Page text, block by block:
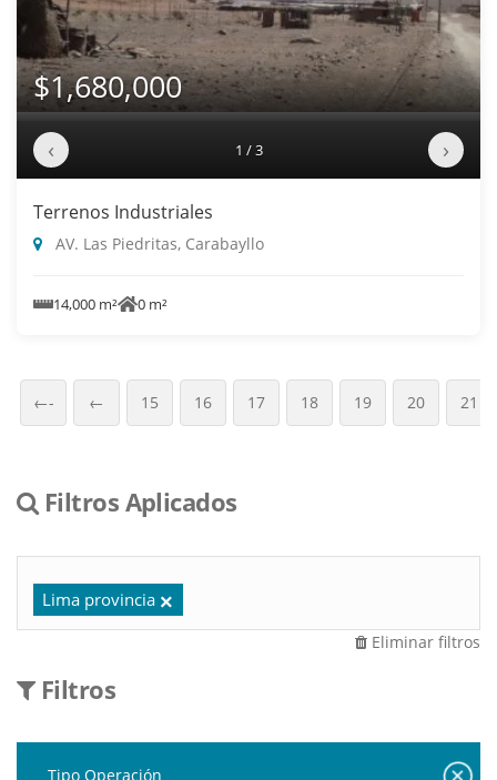
$1,680,000
‹ 1 / 3 ›
Terrenos Industriales
AV. Las Piedritas, Carabayllo
14,000 m² 0 m²
←- ← 15 16 17 18 19 20 21
Filtros Aplicados
Lima provincia
Eliminar filtros
Filtros
Tipo Operación